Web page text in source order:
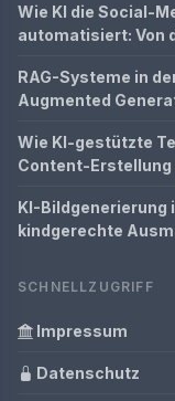
Wie KI die Social-
automatisiert: Von
RAG-Systeme in
Augmented
Wie KI-gestützte
Content-
KI-Bildgenerierung
kindgerechte
SCHNELLZUGRIFF
Impressum
Datenschutz